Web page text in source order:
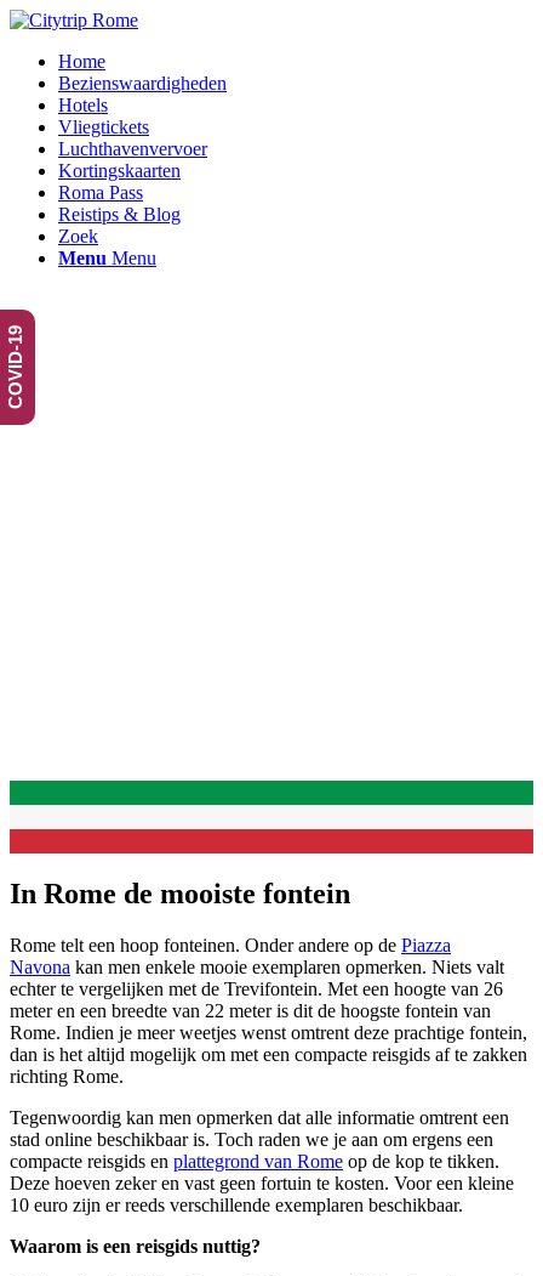
Home
Bezienswaardigheden
Hotels
Vliegtickets
Luchthavenvervoer
Kortingskaarten
Roma Pass
Reistips & Blog
Zoek
Menu Menu
Trevifontein
in Rome de mooiste fontein
In Rome de mooiste fontein
Rome telt een hoop fonteinen. Onder andere op de Piazza
Navona kan men enkele mooie exemplaren opmerken. Niets valt
echter te vergelijken met de Trevifontein. Met een hoogte van 26
meter en een breedte van 22 meter is dit de hoogste fontein van
Rome. Indien je meer weetjes wenst omtrent deze prachtige fontein,
dan is het altijd mogelijk om met een compacte reisgids af te zakken
richting Rome.
Tegenwoordig kan men opmerken dat alle informatie omtrent een
stad online beschikbaar is. Toch raden we je aan om ergens een
compacte reisgids en plattegrond van Rome op de kop te tikken.
Deze hoeven zeker en vast geen fortuin te kosten. Voor een kleine
10 euro zijn er reeds verschillende exemplaren beschikbaar.
Waarom is een reisgids nuttig?
COVID-19